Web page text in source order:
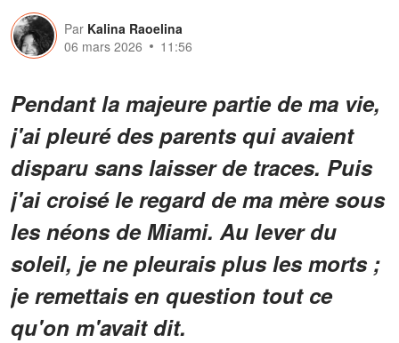
Par Kalina Raoelina
06 mars 2026
11:56
Pendant la majeure partie de ma vie,
j'ai pleuré des parents qui avaient
disparu sans laisser de traces. Puis
j'ai croisé le regard de ma mère sous
les néons de Miami. Au lever du
soleil, je ne pleurais plus les morts ;
je remettais en question tout ce
qu'on m'avait dit.